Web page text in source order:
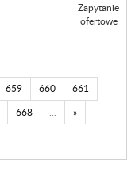
Zapytanie
ofertowe
659 660
661
668 ... »